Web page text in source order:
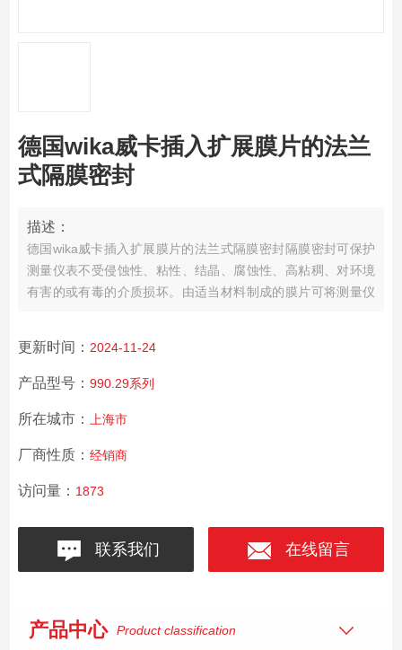
德国wika威卡插入扩展膜片的法兰
式隔膜密封
描述：
德国wika威卡插入扩展膜片的法兰式隔膜密封 隔膜密封可保护
测量仪表不受侵蚀性、粘性、结晶、腐蚀性、高粘稠、对环境
有害的或有毒的介质损坏。由适当材料制成的膜片可将测量仪
更新时间： 2024-11-24
产品型号： 990.29系列
所在城市： 上海市
厂商性质： 经销商
访问量： 1873
联系我们 在线留言
产品中心 Product classification